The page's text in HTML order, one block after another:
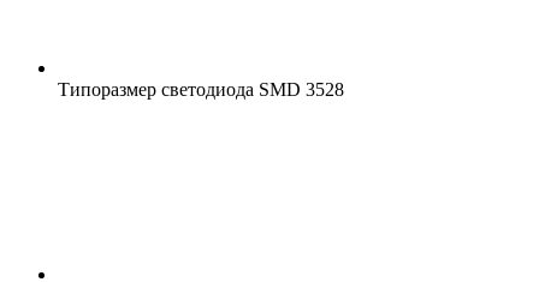
Типоразмер светодиода SMD 3528